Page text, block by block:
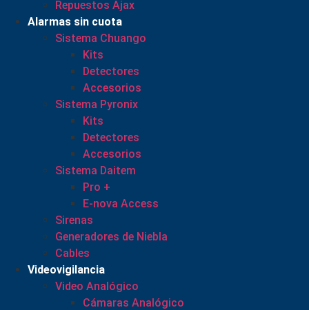
Repuestos Ajax
Alarmas sin cuota
Sistema Chuango
Kits
Detectores
Accesorios
Sistema Pyronix
Kits
Detectores
Accesorios
Sistema Daitem
Pro +
E-nova Access
Sirenas
Generadores de Niebla
Cables
Videovigilancia
Video Analógico
Cámaras Analógico